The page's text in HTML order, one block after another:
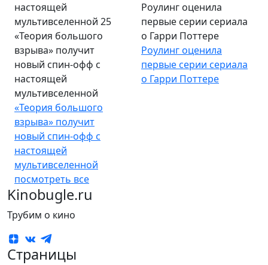
«Теория большого
взрыва» получит
новый спин-офф с
настоящей
мультивселенной
«Теория большого
взрыва» получит
новый спин-офф с
настоящей
мультивселенной
Роулинг оценила
первые серии сериала
о Гарри Поттере
Роулинг оценила
первые серии сериала
о Гарри Поттере
посмотреть все
Kinobugle.ru
Трубим о кино
Страницы